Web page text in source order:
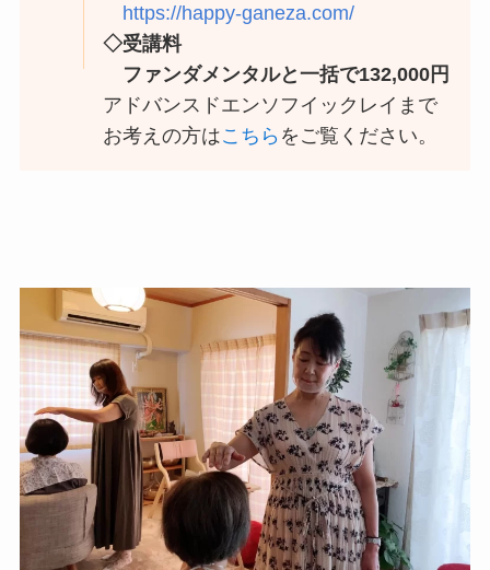
https://happy-ganeza.com/
◇受講料
ファンダメンタルと一括で132,000円
アドバンスドエンソフイックレイまで
お考えの方はこちら をご覧ください。